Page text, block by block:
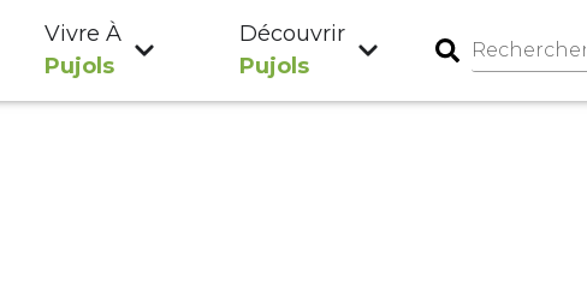
Vivre À
Pujols
Découvrir
Pujols